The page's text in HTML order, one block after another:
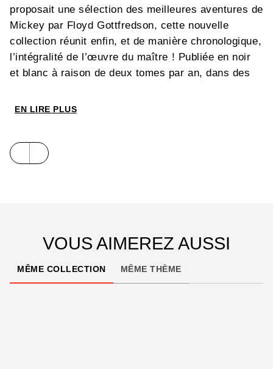
proposait une sélection des meilleures aventures de
Mickey par Floyd Gottfredson, cette nouvelle
collection réunit enfin, et de manière chronologique,
l’intégralité de l’œuvre du maître ! Publiée en noir
et blanc à raison de deux tomes par an, dans des
format des strips d’origine, cette nouvelle édition
autant que des fans de Mickey de la première heure
EN LIRE PLUS
VOUS AIMEREZ AUSSI
MÊME COLLECTION MÊME THÈME